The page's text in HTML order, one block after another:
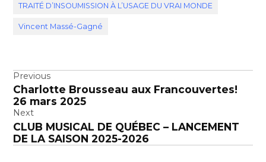
TRAITÉ D’INSOUMISSION À L’USAGE DU VRAI MONDE
Vincent Massé-Gagné
Navigation
de
l’article
Previous
Charlotte Brousseau aux Francouvertes!
26 mars 2025
Next
CLUB MUSICAL DE QUÉBEC – LANCEMENT
DE LA SAISON 2025-2026